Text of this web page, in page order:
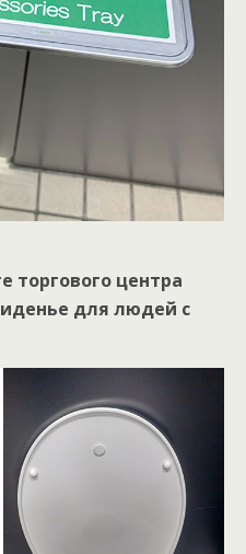
торгового центра
для людей с